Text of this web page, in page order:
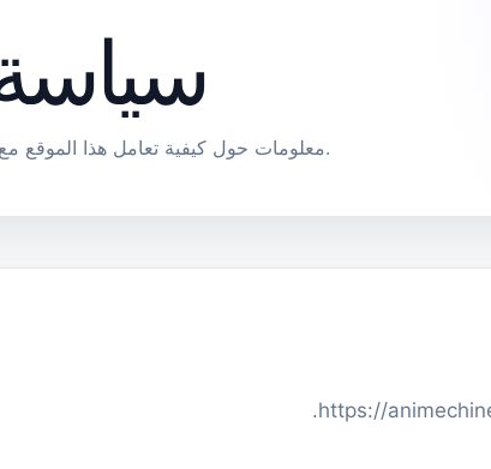
معلومات حول كيفية تعامل هذا الموقع مع خصوصية الزوار والإشعارات المتعلقة بالبيانات.